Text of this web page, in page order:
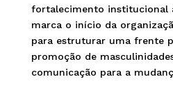
fortalecimento institucional
marca o início da
para estruturar uma frente
promoção de
comunicação para a